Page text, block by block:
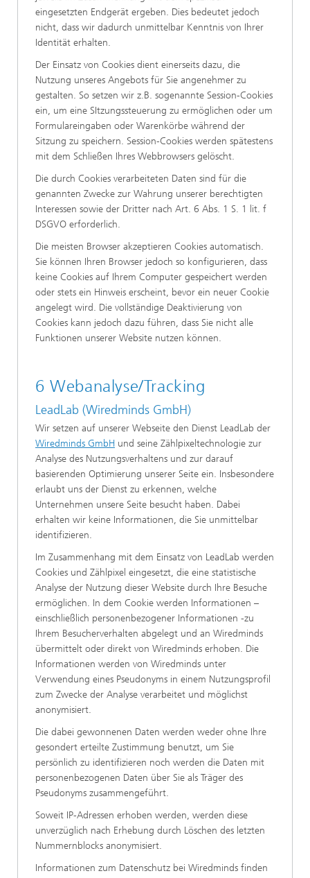
eingesetzten Endgerät ergeben. Dies bedeutet jedoch
nicht, dass wir dadurch unmittelbar Kenntnis von Ihrer
Identität erhalten.
Der Einsatz von Cookies dient einerseits dazu, die
Nutzung unseres Angebots für Sie angenehmer zu
gestalten. So setzen wir z.B. sogenannte Session-Cookies
ein, um eine SItzungssteuerung zu ermöglichen oder um
Formulareingaben oder Warenkörbe während der
Sitzung zu speichern. Session-Cookies werden spätestens
mit dem Schließen Ihres Webbrowsers gelöscht.
Die durch Cookies verarbeiteten Daten sind für die
genannten Zwecke zur Wahrung unserer berechtigten
Interessen sowie der Dritter nach Art. 6 Abs. 1 S. 1 lit. f
DSGVO erforderlich.
Die meisten Browser akzeptieren Cookies automatisch.
Sie können Ihren Browser jedoch so konfigurieren, dass
keine Cookies auf Ihrem Computer gespeichert werden
oder stets ein Hinweis erscheint, bevor ein neuer Cookie
angelegt wird. Die vollständige Deaktivierung von
Cookies kann jedoch dazu führen, dass Sie nicht alle
Funktionen unserer Website nutzen können.
6 Webanalyse/Tracking
LeadLab (Wiredminds GmbH)
Wir setzen auf unserer Webseite den Dienst LeadLab der
Wiredminds GmbH und seine Zählpixeltechnologie zur
Analyse des Nutzungsverhaltens und zur darauf
basierenden Optimierung unserer Seite ein. Insbesondere
erlaubt uns der Dienst zu erkennen, welche
Unternehmen unsere Seite besucht haben. Dabei
erhalten wir keine Informationen, die Sie unmittelbar
identifizieren.
Im Zusammenhang mit dem Einsatz von LeadLab werden
Cookies und Zählpixel eingesetzt, die eine statistische
Analyse der Nutzung dieser Website durch Ihre Besuche
ermöglichen. In dem Cookie werden Informationen –
einschließlich personenbezogener Informationen -zu
Ihrem Besucherverhalten abgelegt und an Wiredminds
übermittelt oder direkt von Wiredminds erhoben. Die
Informationen werden von Wiredminds unter
Verwendung eines Pseudonyms in einem Nutzungsprofil
zum Zwecke der Analyse verarbeitet und möglichst
anonymisiert.
Die dabei gewonnenen Daten werden weder ohne Ihre
gesondert erteilte Zustimmung benutzt, um Sie
persönlich zu identifizieren noch werden die Daten mit
personenbezogenen Daten über Sie als Träger des
Pseudonyms zusammengeführt.
Soweit IP-Adressen erhoben werden, werden diese
unverzüglich nach Erhebung durch Löschen des letzten
Nummernblocks anonymisiert.
Informationen zum Datenschutz bei Wiredminds finden